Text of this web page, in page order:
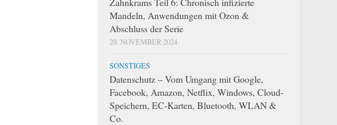
Mandeln, Anwendungen mit Ozon &
Abschluss der Serie
20. NOVEMBER 2024
SONSTIGES
Datenschutz – Vom Umgang mit Google,
Facebook, Amazon, Netflix, Windows, Cloud-
Speichern, EC-Karten, Bluetooth, WLAN &
Co.